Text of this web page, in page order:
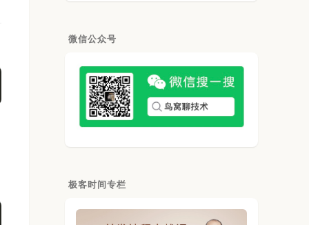
微信公众号
极客时间专栏